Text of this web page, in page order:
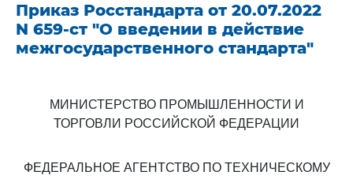
Приказ Росстандарта от 20.07.2022
N 659-ст "О введении в действие
межгосударственного стандарта"
МИНИСТЕРСТВО ПРОМЫШЛЕННОСТИ И
ТОРГОВЛИ РОССИЙСКОЙ ФЕДЕРАЦИИ
ФЕДЕРАЛЬНОЕ АГЕНТСТВО ПО ТЕХНИЧЕСКОМУ